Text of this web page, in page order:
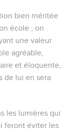
bien méritée
école ; on
une valeur
agréable,
et éloquente,
de lui en sera
les lumières qui
feront éviter les